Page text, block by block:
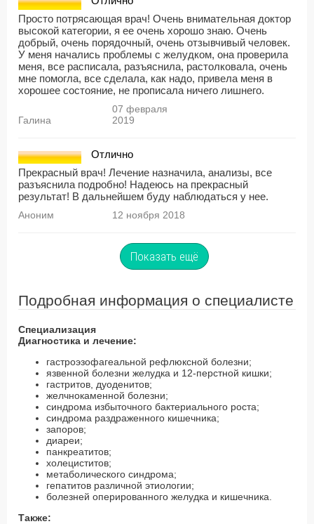
Просто потрясающая врач! Очень внимательная доктор
высокой категории, я ее очень хорошо знаю. Очень
добрый, очень порядочный, очень отзывчивый человек.
У меня начались проблемы с желудком, она проверила
меня, все расписала, разъяснила, растолковала, очень
мне помогла, все сделала, как надо, привела меня в
хорошее состояние, не прописала ничего лишнего.
Галина
07 февраля
2019
Отлично
Прекрасный врач! Лечение назначила, анализы, все
разъяснила подробно! Надеюсь на прекрасный
результат! В дальнейшем буду наблюдаться у нее.
Аноним 12 ноября 2018
Показать ещё
Подробная информация о специалисте
Специализация
Диагностика и лечение:
гастроэзофагеальной рефлюксной болезни;
язвенной болезни желудка и 12-перстной кишки;
гастритов, дуоденитов;
желчнокаменной болезни;
синдрома избыточного бактериального роста;
синдрома раздраженного кишечника;
запоров;
диареи;
панкреатитов;
холециститов;
метаболического синдрома;
гепатитов различной этиологии;
болезней оперированного желудка и кишечника.
Также: